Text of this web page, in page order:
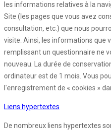
les informations relatives à la
Site (les pages que vous avez
consultation, etc.) que nous
visite. Ainsi, les informations que
remplissant un questionnaire ne
nouveau. La durée de
ordinateur est de 1 mois. Vous
l'enregistrement de « cookies »
Liens hypertextes
De nombreux liens hypertextes